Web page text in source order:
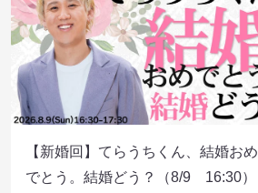
【新婚回】てらうちくん、結婚おめ
でとう。結婚どう？（8/9 16:30）